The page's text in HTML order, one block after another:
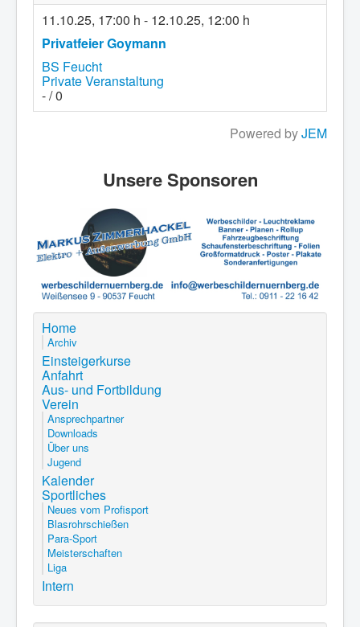
11.10.25, 17:00 h - 12.10.25, 12:00 h
Privatfeier Goymann
BS Feucht
Private Veranstaltung
- / 0
Powered byJEM
Unsere Sponsoren
Home
Archiv
Einsteigerkurse
Anfahrt
Aus- und Fortbildung
Verein
Ansprechpartner
Downloads
Über uns
Jugend
Kalender
Sportliches
Neues vom Profisport
Blasrohrschießen
Para-Sport
Meisterschaften
Liga
Intern